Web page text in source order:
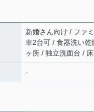
新婚さん向け / ファ
車2台可 / 食器洗い乾
ヶ所 / 独立洗面台 /
-